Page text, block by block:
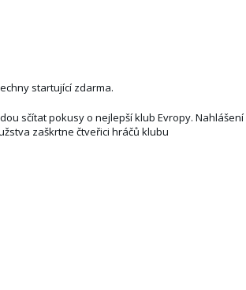
startující zdarma.
sčítat pokusy o nejlepší klub Evropy. Nahlášení
zaškrtne čtveřici hráčů klubu